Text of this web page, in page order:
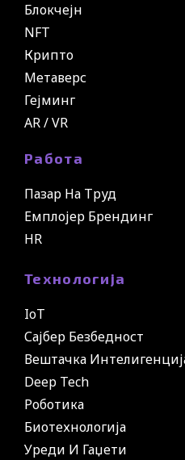
Блокчејн
NFT
Крипто
Метаверс
Гејминг
AR / VR
Работа
Пазар На Труд
Емплојер Брендинг
HR
Технологија
IoT
Сајбер Безбедност
Вештачка
Deep Tech
Роботика
Биотехнологија
Уреди И Гаџети